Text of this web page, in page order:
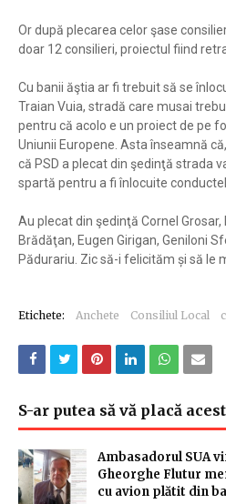
Or după plecarea celor şase
doar 12 consilieri, proiectul fiind
Cu banii ăştia ar fi trebuit să se
Traian Vuia, stradă care musai
pentru că acolo e un proiect de pe
Uniunii Europene. Asta înseamnă
că PSD a plecat din şedinţă strada
spartă pentru a fi înlocuite
Au plecat din şedinţă Cornel Grosar,
Brădăţan, Eugen Girigan, Geniloni
Pădurariu. Zic să-i felicităm și să le
Etichete: Anchete Consiliul Local
S-ar putea să vă placă
Ambasadorul SUA
Gheorghe Flutur
cu avion plătit din